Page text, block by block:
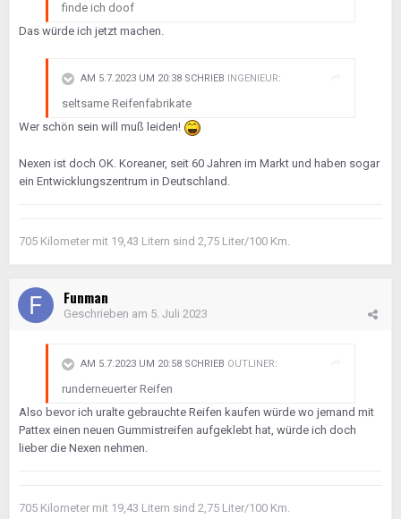
finde ich doof
Das würde ich jetzt machen.
AM 5.7.2023 UM 20:38 SCHRIEB INGENIEUR:
seltsame Reifenfabrikate
Wer schön sein will muß leiden!
Nexen ist doch OK. Koreaner, seit 60 Jahren im Markt und haben sogar
ein Entwicklungszentrum in Deutschland.
705 Kilometer mit 19,43 Litern sind 2,75 Liter/100 Km.
Funman
Geschrieben am 5. Juli 2023
AM 5.7.2023 UM 20:58 SCHRIEB OUTLINER:
runderneuerter Reifen
Also bevor ich uralte gebrauchte Reifen kaufen würde wo jemand mit
Pattex einen neuen Gummistreifen aufgeklebt hat, würde ich doch
lieber die Nexen nehmen.
705 Kilometer mit 19,43 Litern sind 2,75 Liter/100 Km.